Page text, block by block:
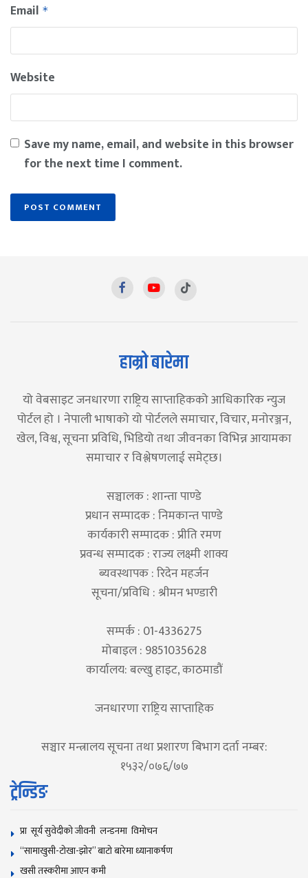
Email *
Website
Save my name, email, and website in this browser
for the next time I comment.
हाम्रो बारेमा
यो वेबसाइट जनधारणा राष्ट्रिय साप्ताहिकको आधिकारिक न्युज
पोर्टल हो । नेपाली भाषाको यो पोर्टलले समाचार, विचार, मनोरञ्जन,
खेल, विश्व, सूचना प्रविधि, भिडियो तथा जीवनका विभिन्न आयामका
समाचार र विश्लेषणलाई समेट्छ।
सञ्चालक : शान्ता पाण्डे
प्रधान सम्पादक : निमकान्त पाण्डे
कार्यकारी सम्पादक : प्रीति रमण
प्रवन्ध सम्पादक : राज्य लक्ष्मी शाक्य
ब्यवस्थापक : रिदेन महर्जन
सूचना/प्रविधि : श्रीमन भण्डारी
सम्पर्क : 01-4336275
मोबाइल : 9851035628
कार्यालय: बल्खु हाइट, काठमाडौं
जनधारणा राष्ट्रिय साप्ताहिक
सञ्चार मन्त्रालय सूचना तथा प्रशारण बिभाग दर्ता नम्बर:
१५३२/०७६/७७
ट्रेन्डिङ
प्रा सूर्य सुवेदीको जीवनी लन्डनमा विमोचन
“सामाखुसी-टोखा-झोर” बाटो बारेमा ध्यानाकर्षण
खसी तस्करीमा आएन कमी